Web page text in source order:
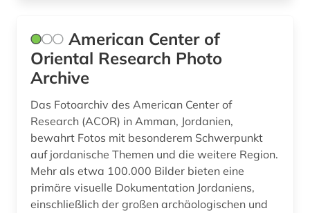
gesundheit (2)
gesundheitsberichterstattung (1)
globales lernen (1)
globalisierung (3)
gotland (1)
American Center of
Oriental Research Photo
Archive
Das Fotoarchiv des American Center of
Research (ACOR) in Amman, Jordanien,
bewahrt Fotos mit besonderem Schwerpunkt
auf jordanische Themen und die weitere Region.
Mehr als etwa 100.000 Bilder bieten eine
primäre visuelle Dokumentation Jordaniens,
einschließlich der großen archäologischen und